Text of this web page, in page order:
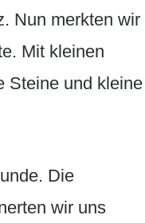
Nun merkten wir
Mit kleinen
Steine und kleine
Die
wir uns